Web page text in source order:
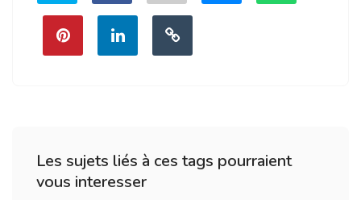
Les sujets liés à ces tags pourraient
vous interesser